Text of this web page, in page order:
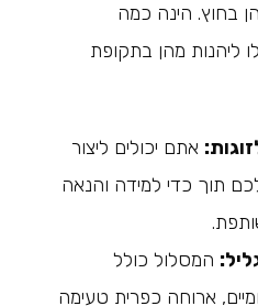
בחוץ. הינה כמה
ליהנות מהן בתקופת
אתם יכולים ליצור
תוך כדי למידה והנאה
המסלול כולל
ארוחה כפרית טעימה